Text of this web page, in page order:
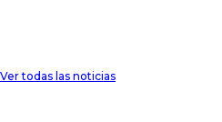
Ver todas las noticias